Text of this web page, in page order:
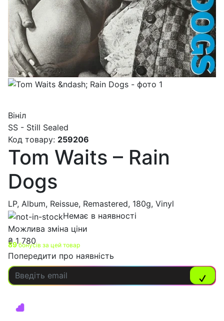
Вініл
SS - Still Sealed
Код товару: 259206
Tom Waits – Rain
Dogs
LP, Album, Reissue, Remastered, 180g, Vinyl
Немає в наявності
Можлива зміна ціни
₴1 780
89бонусів за цей товар
Попередити про наявність